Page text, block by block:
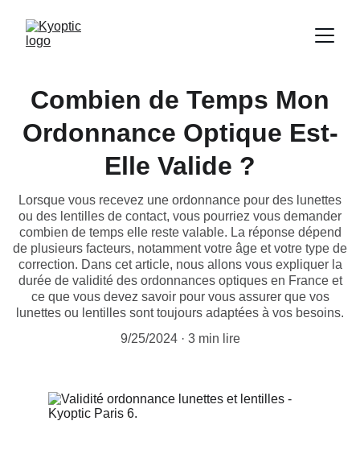
Combien de Temps Mon
Ordonnance Optique Est-
Elle Valide ?
Lorsque vous recevez une ordonnance pour des lunettes
ou des lentilles de contact, vous pourriez vous demander
combien de temps elle reste valable. La réponse dépend
de plusieurs facteurs, notamment votre âge et votre type de
correction. Dans cet article, nous allons vous expliquer la
durée de validité des ordonnances optiques en France et
ce que vous devez savoir pour vous assurer que vos
lunettes ou lentilles sont toujours adaptées à vos besoins.
9/25/2024
3 min lire